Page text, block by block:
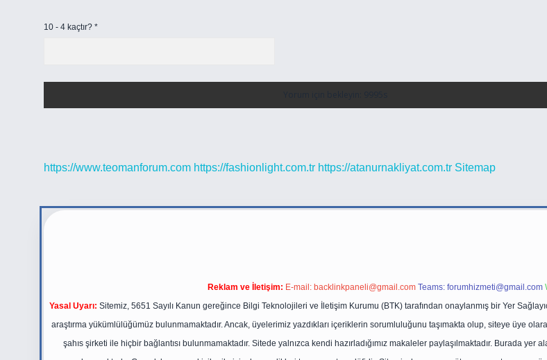
10 - 4 kaçtır? *
https://www.teomanforum.com https://fashionlight.com.tr https://atanurnakliyat.com.tr Sitemap
Reklam ve İletişim: E-mail: backlinkpaneli@gmail.com Teams: forumhizmeti@gmail.com
Yasal Uyarı: Sitemiz, 5651 Sayılı Kanun gereğince Bilgi Teknolojileri ve İletişim Kurumu (BTK) tarafından onaylanmış bir Yer
araştırma yükümlülüğümüz bulunmamaktadır. Ancak, üyelerimiz yazdıkları içeriklerin sorumluluğunu taşımakta olup, siteye üye
şahıs şirketi ile hiçbir bağlantısı bulunmamaktadır. Sitede yalnızca kendi hazırladığımız makaleler paylaşılmaktadır. Burada